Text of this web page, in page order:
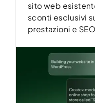
sito web
sconti esclusivi
prestazioni e